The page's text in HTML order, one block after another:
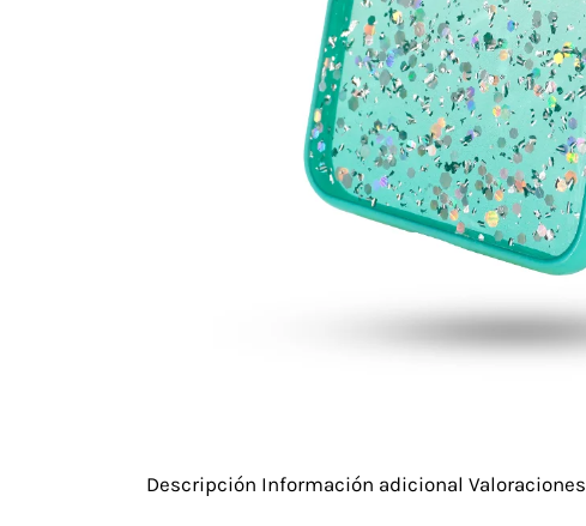
Descripción Información adicional